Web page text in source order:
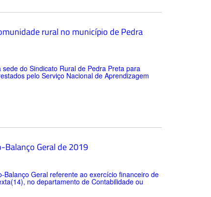
rural no município de Pedra
do Sindicato Rural de Pedra Preta para
pelo Serviço Nacional de Aprendizagem
Balanço Geral de 2019
Geral referente ao exercício financeiro de
no departamento de Contabilidade ou